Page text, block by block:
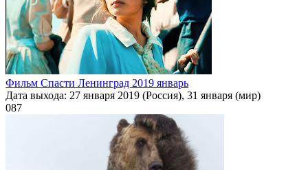
Фильм Спасти Ленинград 2019 январь
Дата выхода: 27 января 2019 (Россия), 31 января (мир)
087